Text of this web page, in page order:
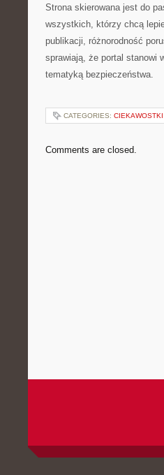
Strona skierowana jest do
wszystkich, którzy chcą
publikacji, różnorodność
sprawiają, że portal stanowi
tematyką bezpieczeństwa.
CATEGORIES:
Comments are closed.